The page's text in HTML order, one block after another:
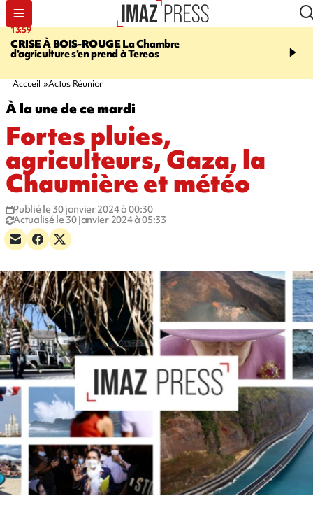
13:59
CRISE À BOIS-ROUGELa Chambre
d'agriculture s'en prend à Tereos
15:45
dix établissements ont
Accueil Actus Réunion
À la une de ce mardi
Fortes pluies,
agriculteurs, Gaza, la
Chaumière et météo
Publié le 30 janvier 2024 à 00:30
Actualisé le 30 janvier 2024 à 05:33